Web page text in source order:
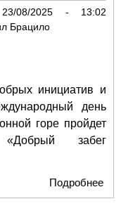
08/2025 - 13:02
Брацило
инициатив и
день
горе пройдет
«Добрый забег
Подробнее